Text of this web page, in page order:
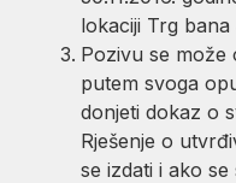
lokaciji Trg
Pozivu se može
putem svoga
donjeti dokaz o
Rješenje o
se izdati i ako